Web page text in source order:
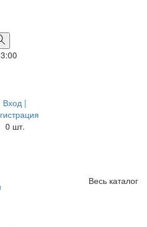
Вход |
0 шт.
Весь каталог